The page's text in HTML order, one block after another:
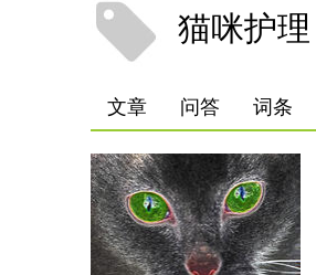
猫咪护理
文章 问答 词条